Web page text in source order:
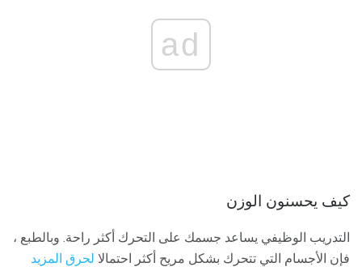
ad
كيف يحسنون الوزن
التدريب الوظيفي يساعد جسمك على التحرك أكثر راحة. وبالطبع ،
فإن الأجسام التي تتحرك بشكل مريح أكثر احتمالا لحرق المزيد